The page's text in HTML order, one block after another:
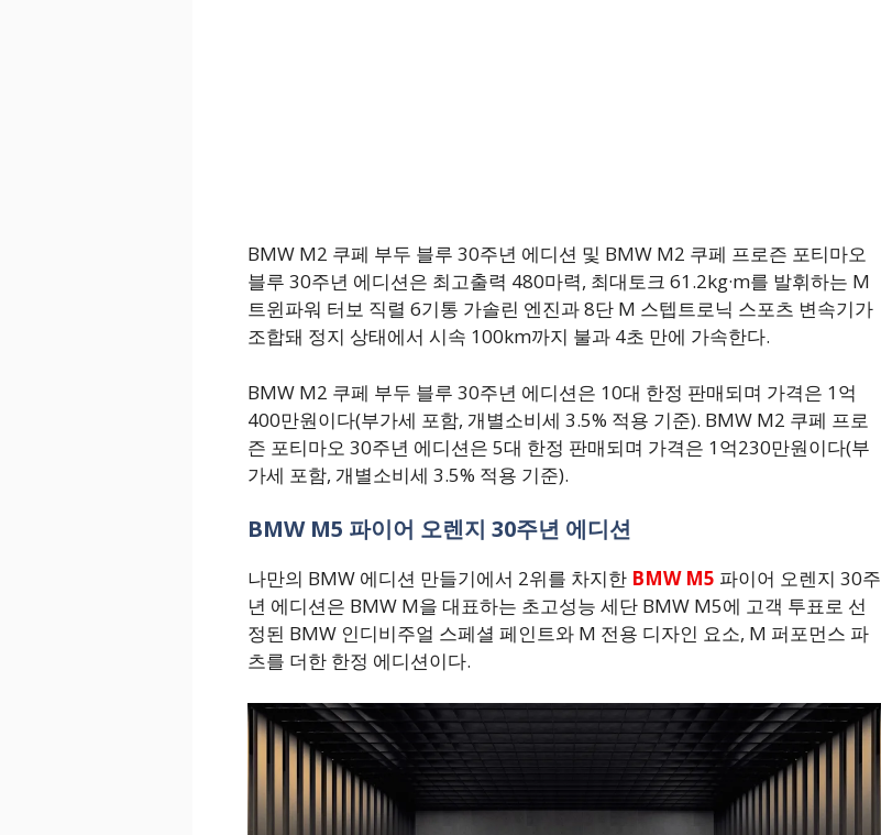
BMW M2 쿠페 부두 블루 30주년 에디션 및 BMW M2 쿠페 프로즌 포티마오
블루 30주년 에디션은 최고출력 480마력, 최대토크 61.2kg·m를 발휘하는 M
트윈파워 터보 직렬 6기통 가솔린 엔진과 8단 M 스텝트로닉 스포츠 변속기가
조합돼 정지 상태에서 시속 100km까지 불과 4초 만에 가속한다.
BMW M2 쿠페 부두 블루 30주년 에디션은 10대 한정 판매되며 가격은 1억
400만원이다(부가세 포함, 개별소비세 3.5% 적용 기준). BMW M2 쿠페 프로
즌 포티마오 30주년 에디션은 5대 한정 판매되며 가격은 1억230만원이다(부
가세 포함, 개별소비세 3.5% 적용 기준).
BMW M5 파이어 오렌지 30주년 에디션
나만의 BMW 에디션 만들기에서 2위를 차지한BMW M5 파이어 오렌지 30주
년 에디션은 BMW M을 대표하는 초고성능 세단 BMW M5에 고객 투표로 선
정된 BMW 인디비주얼 스페셜 페인트와 M 전용 디자인 요소, M 퍼포먼스 파
츠를 더한 한정 에디션이다.